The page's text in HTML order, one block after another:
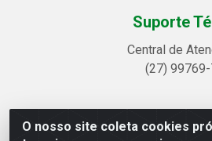
O nosso site coleta cookies
Suporte
Central de
(27) 99769-
Linhavix Distribuidora LTDA -